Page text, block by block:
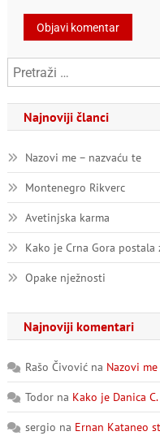
Najnoviji članci
Nazovi me – nazvaću te
Montenegro Rikverc
Avetinjska karma
Kako je Crna Gora
Opake nježnosti
Najnoviji komentari
Rašo Čivovićna Nazovi
Todorna Kako je Danica
sergio na Ernan Kataneo